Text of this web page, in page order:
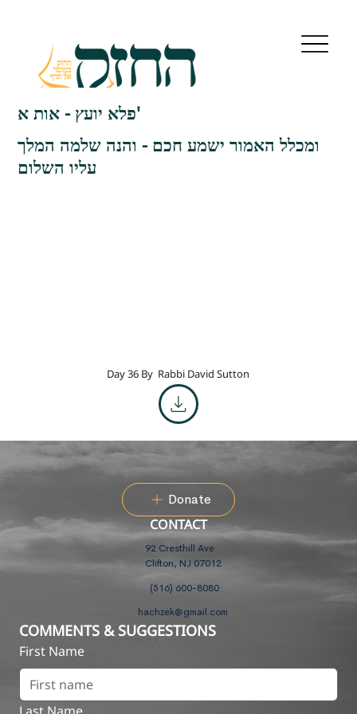
פלא יועץ - אות א'
ומכלל האמור ישמע חכם - והנה שלמה המלך
עליו השלום
Day 36 By Rabbi David Sutton
Donate
CONTACT
92 Cresthill Ave
Clifton, NJ 07012
(516) 600-8080
hachzek@gmail.com
COMMENTS & SUGGESTIONS
First Name